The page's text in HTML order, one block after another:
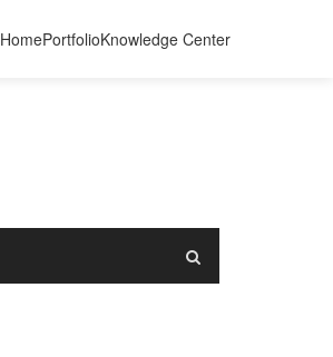
HomePortfolioKnowledge Center